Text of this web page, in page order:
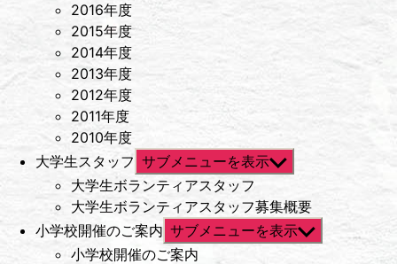
2016年度
2015年度
2014年度
2013年度
2012年度
2011年度
2010年度
大学生スタッフ サブメニューを表示
大学生ボランティアスタッフ
大学生ボランティアスタッフ募集概要
小学校開催のご案内 サブメニューを表示
小学校開催のご案内